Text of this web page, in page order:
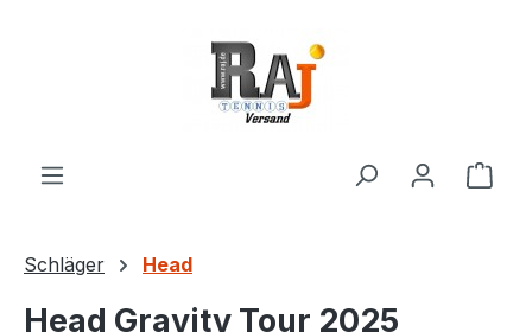
Schläger Head
Head Gravity Tour 2025